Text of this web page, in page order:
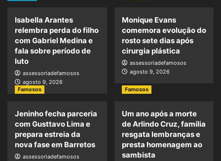
Isabella Arantes
relembra perda do filho
com Gabriel Medina e
fala sobre período de
luto
assessoriadefamosos
agosto 9, 2026
Monique Evans
comemora evolução do
rosto sete dias após
cirurgia plástica
assessoriadefamosos
agosto 9, 2026
Famosos
Jeninho fecha parceria
com Gusttavo Lima e
prepara estreia da
nova fase em Barretos
assessoriadefamosos
Famosos
Um ano após a morte
de Arlindo Cruz, família
resgata lembranças e
presta homenagem ao
sambista